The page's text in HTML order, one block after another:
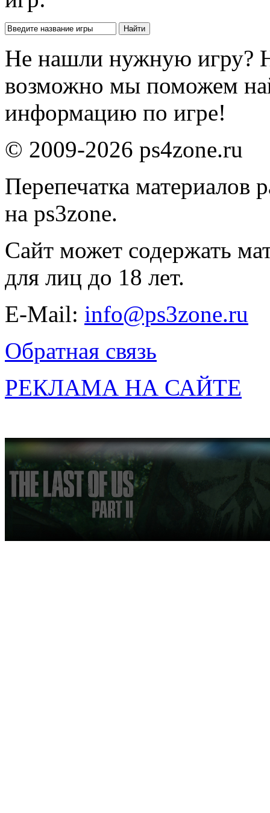
Не нашли нужную игру?
возможно мы поможем
информацию по игре!
© 2009-2026 ps4zone.ru
Перепечатка материалов
на ps3zone.
Сайт может содержать
для лиц до 18 лет.
E-Mail: info@ps3zone.ru
Обратная связь
РЕКЛАМА НА САЙТЕ